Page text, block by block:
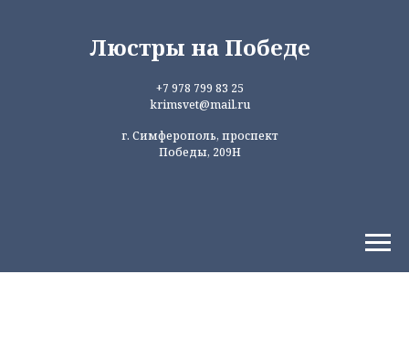
Люстры на Победе
+7 978 799 83 25
krimsvet@mail.ru
г. Симферополь, проспект
Победы, 209Н